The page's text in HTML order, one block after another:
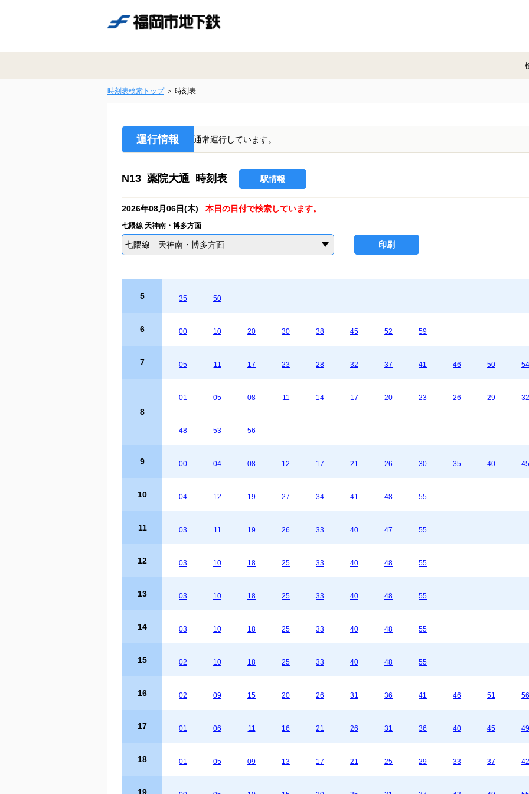
時刻表検索トップ 時刻表
運行情報 通常運行しています。
N13 薬院大通 時刻表 駅情報
2026年08月06日(木) 本日の日付で検索しています。
七隈線 天神南・博多方面
七隈線 天神南・博多方面 印刷
5 35 50
6 00 10 20 30 38 45 52 59
7 05 11 17 23 28 32 37 41 46 50 54
8
01 05 08 11 14 17 20 23 26 29 32
48 53 56
9 00 04 08 12 17 21 26 30 35 40 45
10 04 12 19 27 34 41 48 55
11 03 11 19 26 33 40 47 55
12 03 10 18 25 33 40 48 55
13 03 10 18 25 33 40 48 55
14 03 10 18 25 33 40 48 55
15 02 10 18 25 33 40 48 55
16 02 09 15 20 26 31 36 41 46 51 56
17 01 06 11 16 21 26 31 36 40 45 49
18 01 05 09 13 17 21 25 29 33 37 42